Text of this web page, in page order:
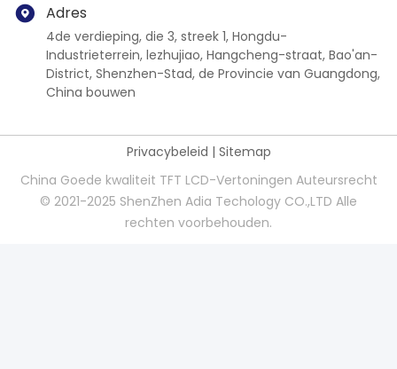
Adres
4de verdieping, die 3, streek 1, Hongdu-
Industrieterrein, lezhujiao, Hangcheng-straat, Bao'an-
District, Shenzhen-Stad, de Provincie van Guangdong,
China bouwen
Privacybeleid | Sitemap
China Goede kwaliteit TFT LCD-Vertoningen Auteursrecht
© 2021-2025 ShenZhen Adia Techology CO.,LTD Alle
rechten voorbehouden.